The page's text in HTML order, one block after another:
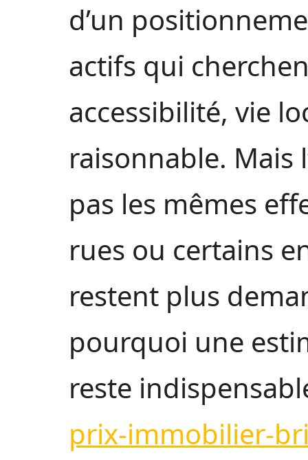
d’un
actifs qui
accessibilité, vie
raisonnable. Mais
pas les mêmes
rues ou certains
restent plus
pourquoi une
reste
prix-immobilier-